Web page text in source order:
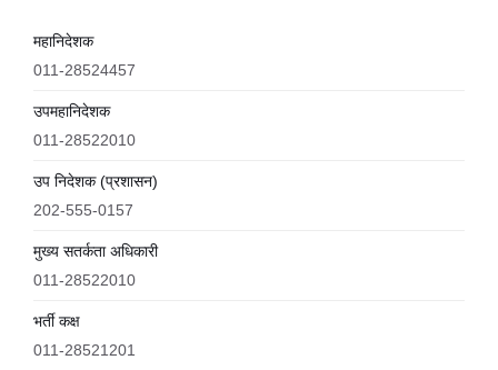
महानिदेशक
011-28524457
उपमहानिदेशक
011-28522010
उप निदेशक (प्रशासन)
202-555-0157
मुख्य सतर्कता अधिकारी
011-28522010
भर्ती कक्ष
011-28521201